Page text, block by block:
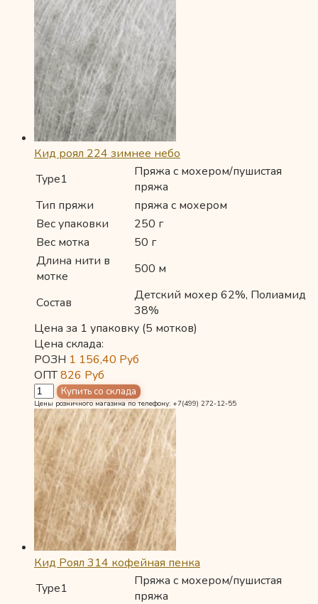
Кид роял 224 зимнее небо
Type1
Пряжа с мохером/пушистая
пряжа
Тип пряжи
пряжа с мохером
Вес упаковки
250 г
Вес мотка
50 г
Длина нити в
мотке
500 м
Состав
Детский мохер 62%, Полиамид
38%
Цена за 1 упаковку (5 мотков)
Цена склада:
РОЗН 1 156,40 Руб
ОПТ826 Руб
Цены розничного магазина по телефону: +7(499) 272-12-55
Кид Роял 314 кофейная пенка
Type1
Пряжа с мохером/пушистая
пряжа